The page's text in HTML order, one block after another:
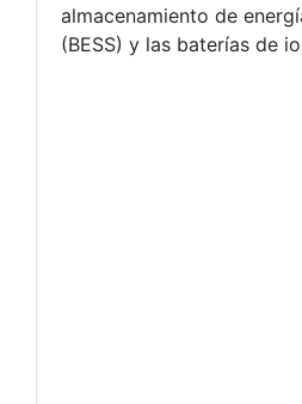
almacenamiento de
(BESS) y las baterías de